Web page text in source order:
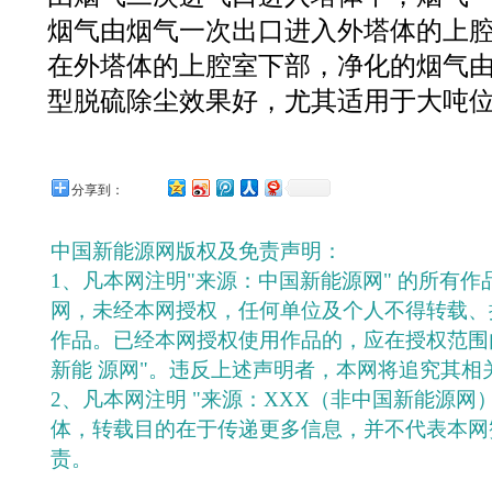
烟气由烟气一次出口进入外塔体的上
在外塔体的上腔室下部，净化的烟气
型脱硫除尘效果好，尤其适用于大吨
分享到：
中国新能源网版权及免责声明：
1、凡本网注明"来源：中国新能源网" 的所有作
网，未经本网授权，任何单位及个人不得转载
作品。已经本网授权使用作品的，应在授权范
新能 源网"。违反上述声明者，本网将追究其相
2、凡本网注明 "来源：XXX（非中国新能源网
体，转载目的在于传递更多信息，并不代表本
责。